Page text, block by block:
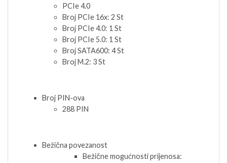
PCIe 4.0
Broj PCIe 16x: 2 St
Broj PCIe 4.0: 1 St
Broj PCIe 5.0: 1 St
Broj SATA600: 4 St
Broj M.2: 3 St
Broj PIN-ova
288 PIN
Bežična povezanost
Bežične mogućnosti prijenosa: